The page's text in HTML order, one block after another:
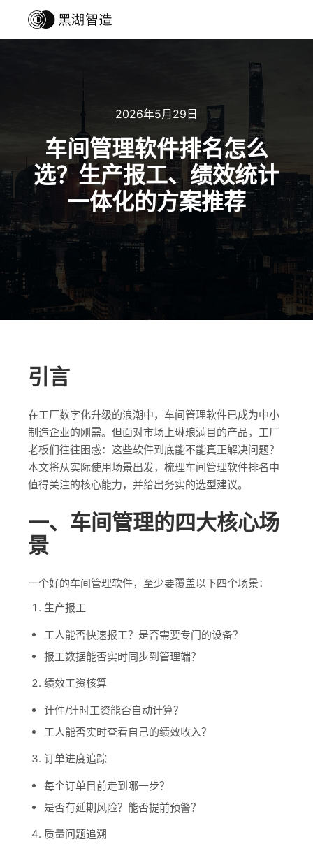
搜索 主菜单
2026年5月29日
车间管理软件排名怎么
选？生产报工、绩效统计
一体化的方案推荐
引言
在工厂数字化升级的浪潮中，车间管理软件已成为中小
制造企业的刚需。但面对市场上琳琅满目的产品，工厂
老板们往往困惑：这些软件到底能不能真正解决问题？
本文将从实际使用场景出发，梳理车间管理软件排名中
值得关注的核心能力，并给出务实的选型建议。
一、车间管理的四大核心场
景
一个好的车间管理软件，至少要覆盖以下四个场景：
生产报工
工人能否快速报工？是否需要专门的设备？
报工数据能否实时同步到管理端？
绩效工资核算
计件/计时工资能否自动计算？
工人能否实时查看自己的绩效收入？
订单进度追踪
每个订单目前走到哪一步？
是否有延期风险？能否提前预警？
质量问题追溯